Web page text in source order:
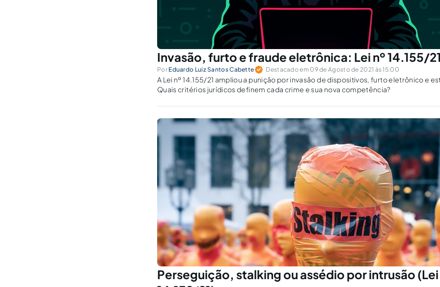
Invasão, furto e fraude eletrônica: Lei nº 14.155/
Por Eduardo Luiz Santos Cabette Destacado em 09 de Agosto de 2021 às 15:00
A Lei nº 14.155/21 ampliou a punição por invasão de dispositivos, furto eletrônico e
Quais critérios jurídicos definem cada crime e sua nova competência?
Perseguição, stalking ou assédio por intrusão (Lei